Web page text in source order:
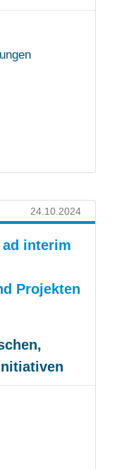
24.10.2024
interim
Projekten